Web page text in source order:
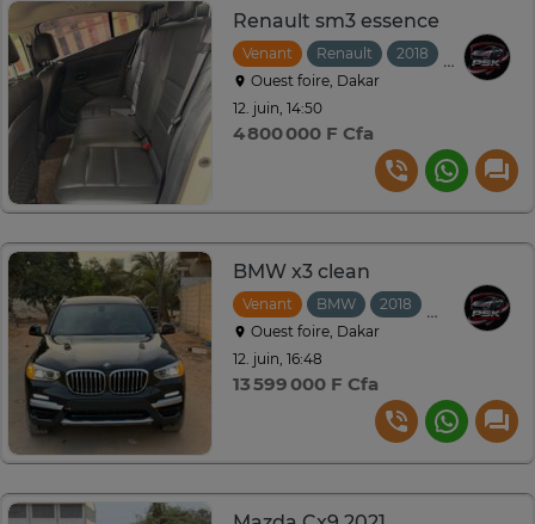
Renault sm3 essence
Venant Renault 2018
Ouest foire, Dakar
12. juin, 14:50
4 800 000 F Cfa
BMW x3 clean
Venant BMW 2018
Automatique
Ouest foire, Dakar
12. juin, 16:48
13 599 000 F Cfa